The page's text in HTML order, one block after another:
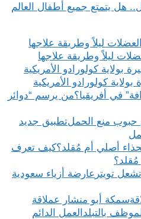
هل يتمتع جميع أطفال العالم
ليلاً وطريقة علاجها
كولورادو الأمريكية
من يرسم “دوائر
تطبيق جديد
كيف تعرف
مُقلد؟
عارضة أزياء سعودية
سمكة أبو منشار عملاقة
العمل الدائم